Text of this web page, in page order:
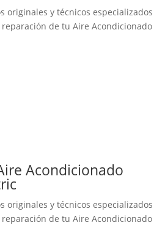
originales y técnicos especializados
de tu Aire Acondicionado
Acondicionado
originales y técnicos especializados
de tu Aire Acondicionado